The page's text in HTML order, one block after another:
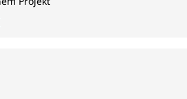
Sternen